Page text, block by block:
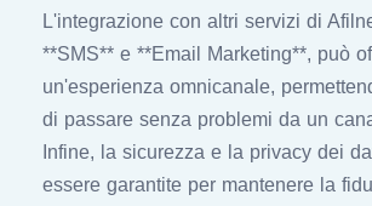
L'integrazione con altri servizi di
**SMS** e **Email Marketing**, può
un'esperienza omnicanale,
di passare senza problemi da un
Infine, la sicurezza e la privacy dei
essere garantite per mantenere la